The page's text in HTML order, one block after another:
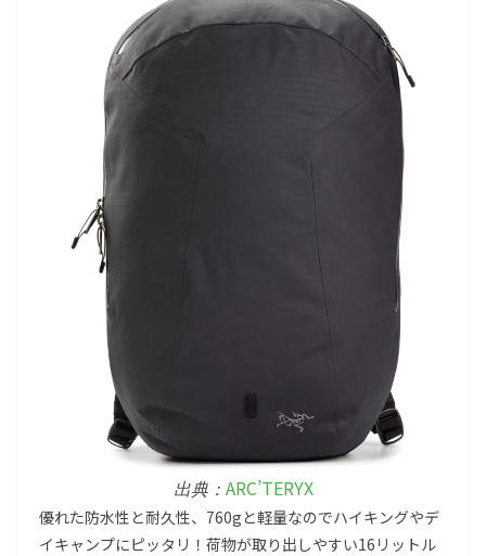
出典： ARC’TERYX
優れた防水性と耐久性、760gと軽量なのでハイキングやデ
イキャンプにピッタリ！荷物が取り出しやすい16リットル